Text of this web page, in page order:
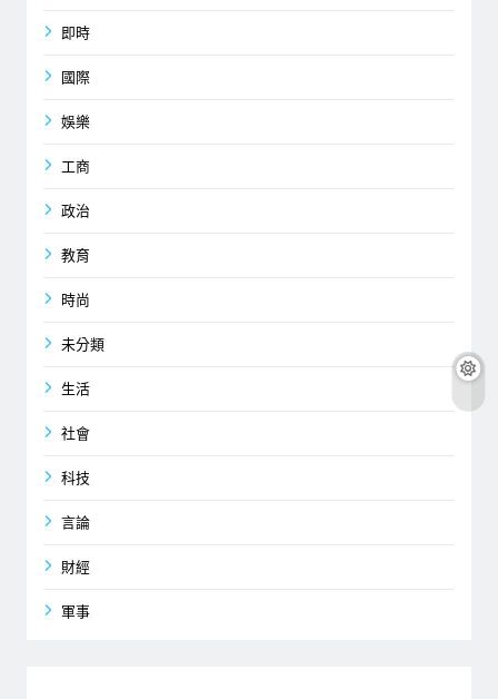
即時
國際
娛樂
工商
政治
教育
時尚
未分類
生活
社會
科技
言論
財經
軍事